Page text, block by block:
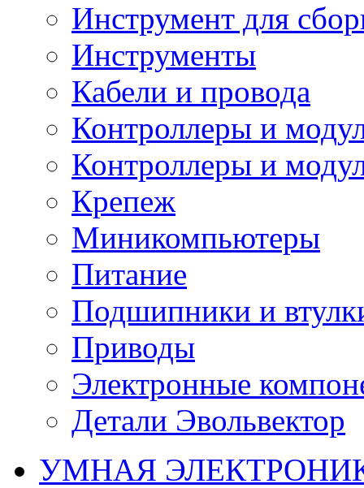
Инструмент для
Инструменты
Кабели и провода
Контроллеры и
Контроллеры и
Крепеж
Миникомпьютеры
Питание
Подшипники и
Приводы
Электронные
Детали Эвольвектор
УМНАЯ